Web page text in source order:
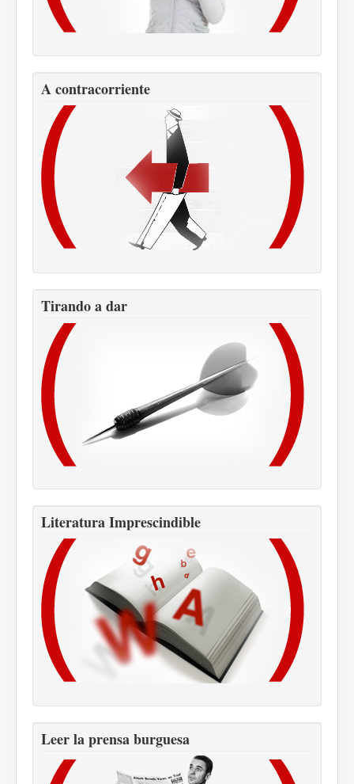
A contracorriente
Tirando a dar
Literatura Imprescindible
Leer la prensa burguesa